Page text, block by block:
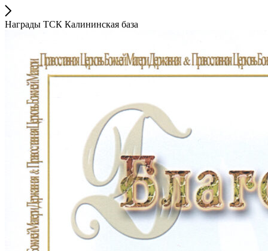
Награды ТСК Калининская база